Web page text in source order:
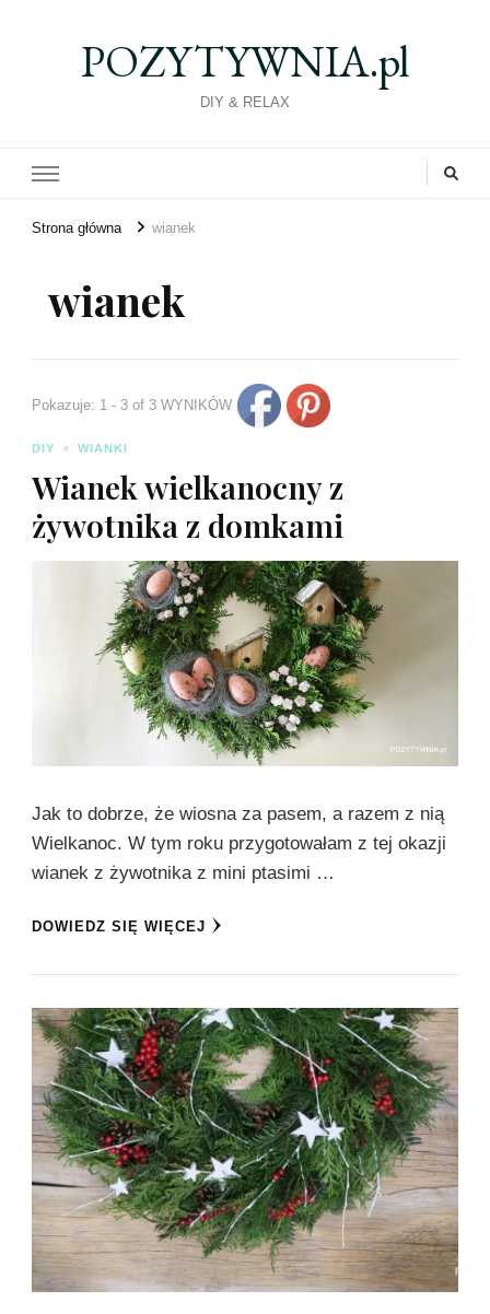
POZYTYWNIA.pl
DIY & RELAX
Strona główna wianek
wianek
Pokazuje: 1 - 3 of 3 WYNIKÓW
DIY WIANKI
Wianek wielkanocny z
żywotnika z domkami
Jak to dobrze, że wiosna za pasem, a razem z nią
Wielkanoc. W tym roku przygotowałam z tej okazji
wianek z żywotnika z mini ptasimi …
DOWIEDZ SIĘ WIĘCEJ